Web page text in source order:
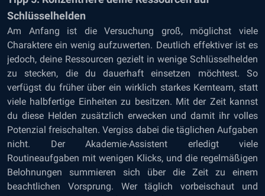
Schlüsselhelden
Am Anfang ist die Versuchung groß, möglichst viele
Charaktere ein wenig aufzuwerten. Deutlich effektiver ist es
jedoch, deine Ressourcen gezielt in wenige Schlüsselhelden
zu stecken, die du dauerhaft einsetzen möchtest. So
verfügst du früher über ein wirklich starkes Kernteam, statt
viele halbfertige Einheiten zu besitzen. Mit der Zeit kannst
du diese Helden zusätzlich erwecken und damit ihr volles
Potenzial freischalten. Vergiss dabei die täglichen Aufgaben
nicht. Der Akademie-Assistent erledigt viele
Routineaufgaben mit wenigen Klicks, und die regelmäßigen
Belohnungen summieren sich über die Zeit zu einem
beachtlichen Vorsprung. Wer täglich vorbeischaut und